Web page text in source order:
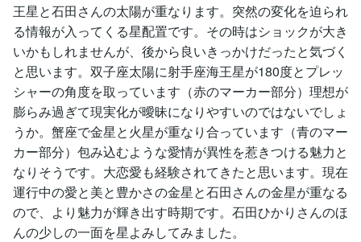
王星と石田さんの太陽が重なります。突然の変化を迫られ
る情報が入ってくる星配置です。その時はショックが大き
いかもしれませんが、後から良いきっかけだったと気づく
と思います。双子座太陽に射手座海王星が180度とプレッ
シャーの角度を取っています（赤のマーカー部分）理想が
膨らみ過ぎて現実化が曖昧になりやすいのではないでしょ
うか。蟹座で金星と火星が重なり合っています（青のマー
カー部分）包み込むような愛情が異性を惹きつける魅力と
なりそうです。大恋愛も経験されてきたと思います。現在
運行中の愛と美と豊かさの金星と石田さんの金星が重なる
ので、より魅力が輝き出す時期です。石田ひかりさんのほ
んの少しの一面を星よみしてみました。